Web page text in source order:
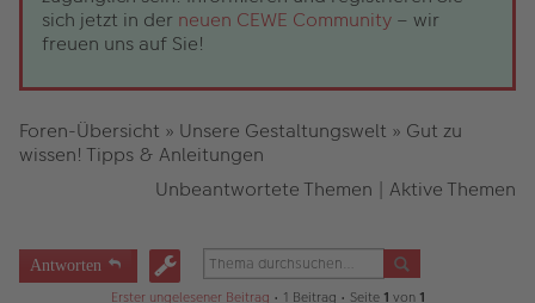
sich jetzt in der neuen CEWE Community – wir
freuen uns auf Sie!
Foren-Übersicht » Unsere Gestaltungswelt » Gut zu
wissen! Tipps & Anleitungen
Unbeantwortete Themen | Aktive Themen
Antworten
Erster ungelesener Beitrag • 1 Beitrag • Seite 1 von 1